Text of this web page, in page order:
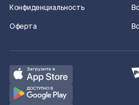
Конфиденциальность
Оферта